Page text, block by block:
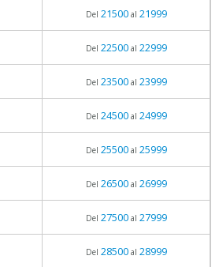
Del 21500al 21999
Del 22500al 22999
Del 23500al 23999
Del 24500al 24999
Del 25500al 25999
Del 26500al 26999
Del 27500al 27999
Del 28500al 28999